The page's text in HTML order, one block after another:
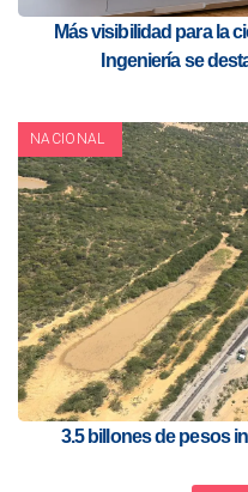
Más visibilidad para la
Ingeniería se
NACIONAL
3.5 billones de pesos